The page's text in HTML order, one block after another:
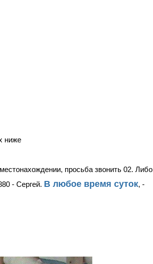
ниже
просьба звонить 02. Либо
- Сергей. В любое время суток, -